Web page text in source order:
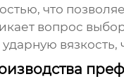
что
вопрос
вязкость,